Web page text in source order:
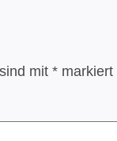
mit *markiert